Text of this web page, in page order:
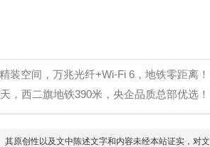
装空间，万兆光纤+Wi-Fi 6，地铁零距离！
，西二旗地铁390米，央企品质总部优选！
原创性以及文中陈述文字和内容未经本站证实，对文